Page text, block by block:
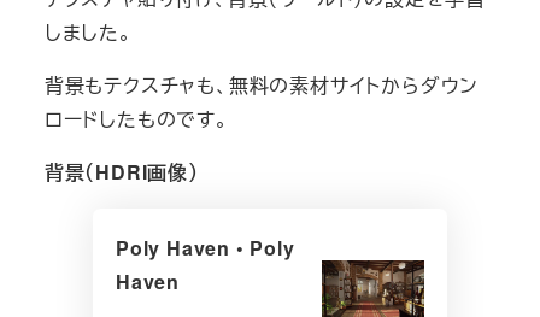
しました。
背景もテクスチャも、無料の素材サイトからダウン
ロードしたものです。
背景（HDRI画像）
Poly Haven • Poly
Haven